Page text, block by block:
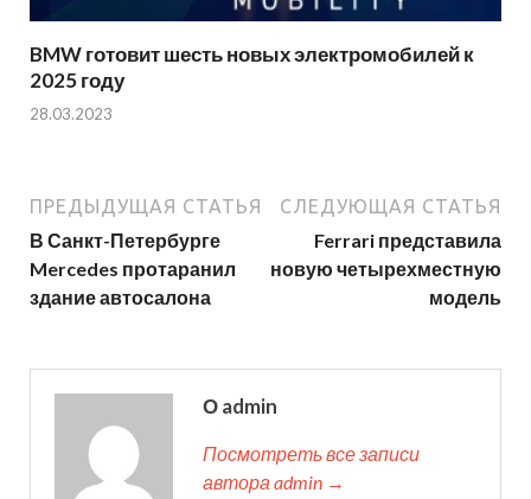
BMW готовит шесть новых электромобилей к
2025 году
28.03.2023
ПРЕДЫДУЩАЯ СТАТЬЯ
В Санкт-Петербурге
Mercedes протаранил
здание автосалона
СЛЕДУЮЩАЯ СТАТЬЯ
Ferrari представила
новую четырехместную
модель
О admin
Посмотреть все записи
автора admin →